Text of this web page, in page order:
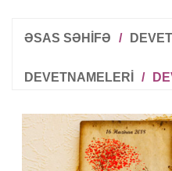
ƏSAS SƏHİFƏ /
DEVETNAMELERI /